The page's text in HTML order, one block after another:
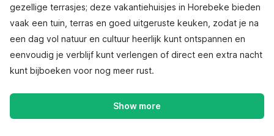
gezellige terrasjes; deze vakantiehuisjes in Horebeke bieden
vaak een tuin, terras en goed uitgeruste keuken, zodat je na
een dag vol natuur en cultuur heerlijk kunt ontspannen en
eenvoudig je verblijf kunt verlengen of direct een extra nacht
kunt bijboeken voor nog meer rust.
Show more